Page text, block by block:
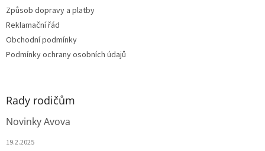
Způsob dopravy a platby
Reklamační řád
Obchodní podmínky
Podmínky ochrany osobních údajů
Rady rodičům
Novinky Avova
19.2.2025